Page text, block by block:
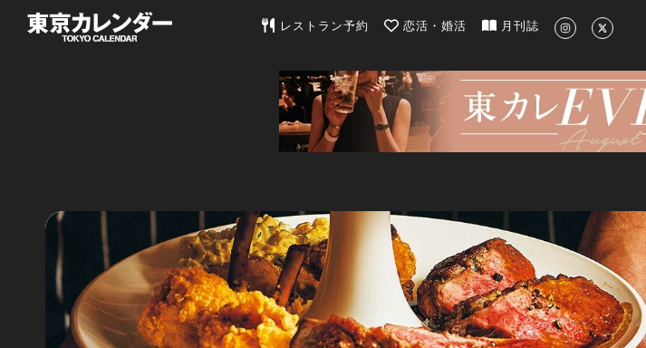
東京カレンダー | 最新のグルメ、洗練されたライフスタイル情報
レストラン予約 恋活・婚活 月刊誌